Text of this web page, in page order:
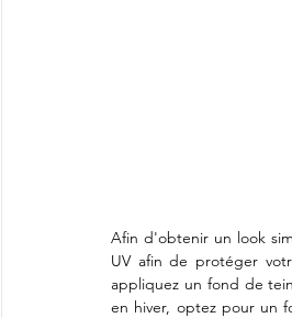
Afin d'obtenir un look
UV afin de protéger
appliquez un fond de
en hiver, optez pour un